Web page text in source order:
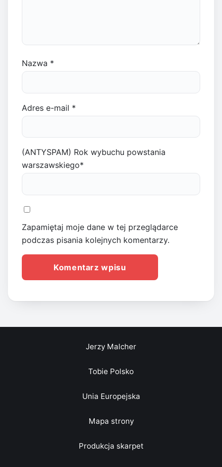
Nazwa *
Adres e-mail *
(ANTYSPAM) Rok wybuchu powstania
warszawskiego*
Zapamiętaj moje dane w tej przeglądarce
podczas pisania kolejnych komentarzy.
Jerzy Malcher
Tobie Polsko
Unia Europejska
Mapa strony
Produkcja skarpet